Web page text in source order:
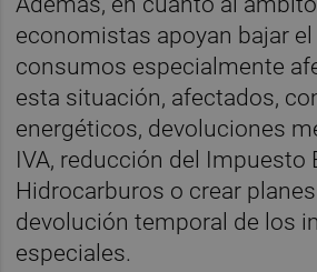
economistas apoyan bajar
consumos especialmente
esta situación, afectados,
energéticos, devoluciones
IVA, reducción del Impuesto
Hidrocarburos o crear
devolución temporal de los
especiales.